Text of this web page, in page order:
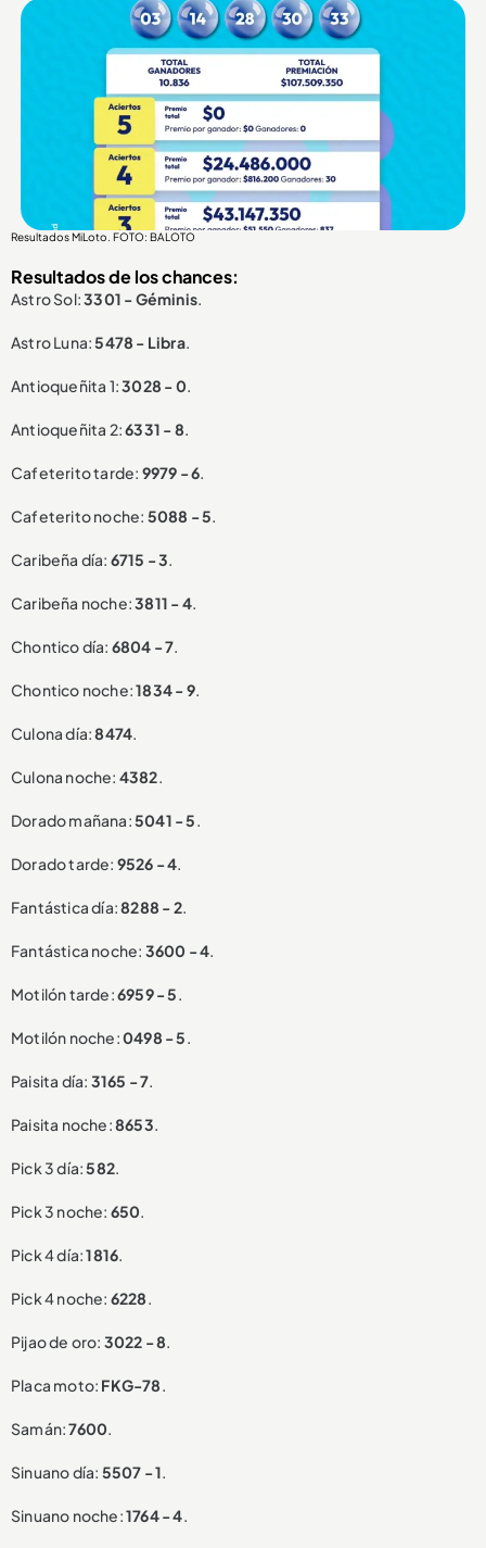
Resultados MiLoto. FOTO: BALOTO
Resultados de los chances:
Astro Sol:3301 - Géminis.
Astro Luna:5478 - Libra.
Antioqueñita 1:3028 - 0.
Antioqueñita 2:6331 - 8.
Cafeterito tarde: 9979 - 6.
Cafeterito noche: 5088 - 5.
Caribeña día: 6715 - 3.
Caribeña noche:3811 - 4.
Chontico día: 6804 - 7.
Chontico noche:1834 - 9.
Culona día:8474.
Culona noche: 4382.
Dorado mañana:5041 - 5.
Dorado tarde: 9526 - 4.
Fantástica día:8288 - 2.
Fantástica noche: 3600 - 4.
Motilón tarde:6959 - 5.
Motilón noche:0498 - 5.
Paisita día: 3165 - 7.
Paisita noche:8653.
Pick 3 día:582.
Pick 3 noche: 650.
Pick 4 día:1816.
Pick 4 noche: 6228.
Pijao de oro: 3022 - 8.
Placa moto: FKG-78.
Samán:7600.
Sinuano día: 5507 - 1.
Sinuano noche:1764 - 4.